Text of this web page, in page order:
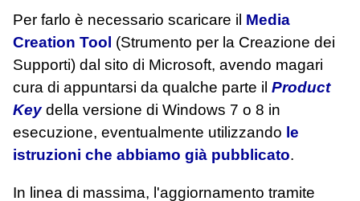
Per farlo è necessario scaricare il Media
Creation Tool (Strumento per la Creazione dei
Supporti) dal sito di Microsoft, avendo magari
cura di appuntarsi da qualche parte il Product
Keydella versione di Windows 7 o 8 in
esecuzione, eventualmente utilizzando le
istruzioni che abbiamo già pubblicato.
In linea di massima, l'aggiornamento tramite